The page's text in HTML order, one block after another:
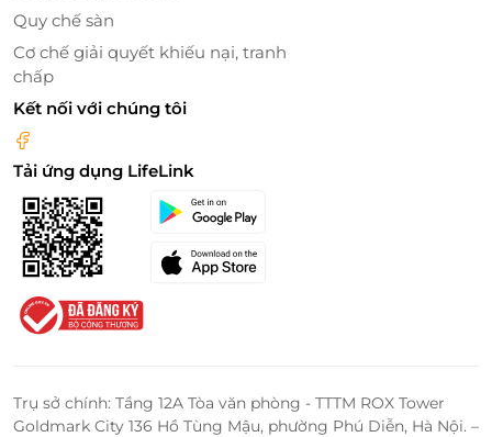
Quy chế sàn
Cơ chế giải quyết khiếu nại, tranh
chấp
Kết nối với chúng tôi
Tải ứng dụng LifeLink
Trụ sở chính: Tầng 12A Tòa văn phòng - TTTM ROX Tower
Goldmark City 136 Hồ Tùng Mậu, phường Phú Diễn, Hà Nội. –